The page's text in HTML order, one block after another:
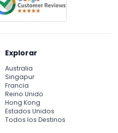
Explorar
Australia
Singapur
Francia
Reino Unido
Hong Kong
Estados Unidos
Todos los Destinos